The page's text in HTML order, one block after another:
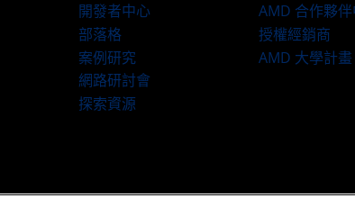
開發者中心
部落格
案例研究
網路研討會
探索資源
AMD 合作夥
授權經銷商
AMD 大學計畫